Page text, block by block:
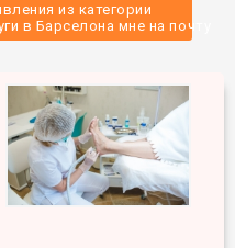
из категории
в Барселона мне на почту